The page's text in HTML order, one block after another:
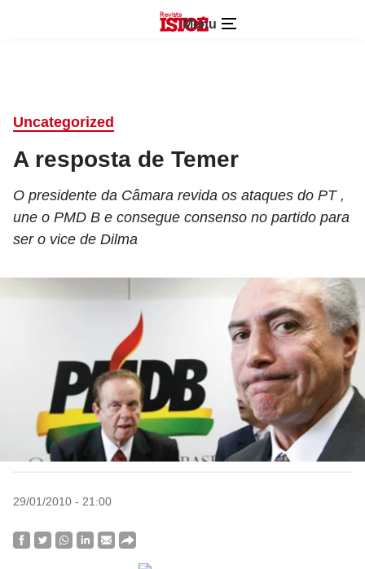
Menu
Uncategorized
A resposta de Temer
O presidente da Câmara revida os ataques do PT ,
une o PMD B e consegue consenso no partido para
ser o vice de Dilma
29/01/2010 - 21:00